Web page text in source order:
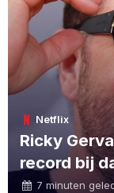
Netflix
Ricky
record bij
7 minuten